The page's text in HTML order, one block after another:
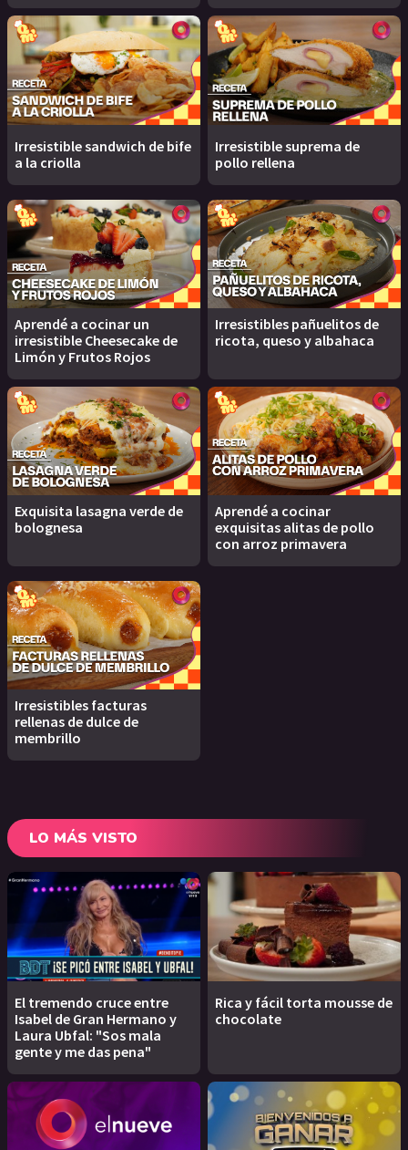
Irresistible sandwich de bife
a la criolla
Irresistible suprema de
pollo rellena
Aprendé a cocinar un
irresistible Cheesecake de
Limón y Frutos Rojos
Irresistibles pañuelitos de
ricota, queso y albahaca
Exquisita lasagna verde de
bolognesa
Aprendé a cocinar
exquisitas alitas de pollo
con arroz primavera
Irresistibles facturas
rellenas de dulce de
membrillo
LO MÁS VISTO
El tremendo cruce entre
Isabel de Gran Hermano y
Laura Ubfal: "Sos mala
gente y me das pena"
Rica y fácil torta mousse de
chocolate